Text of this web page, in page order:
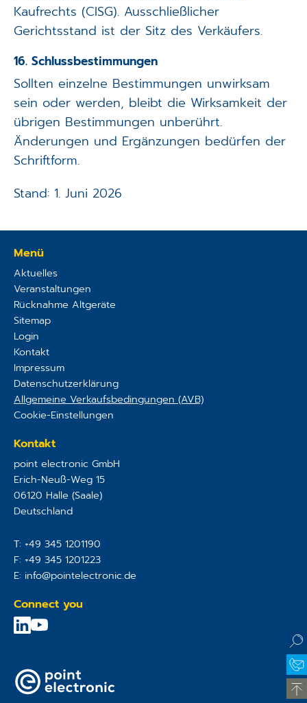
Kaufrechts (CISG). Ausschließlicher
Gerichtsstand ist der Sitz des Verkäufers.
16. Schlussbestimmungen
Sollten einzelne Bestimmungen unwirksam
sein oder werden, bleibt die Wirksamkeit der
übrigen Bestimmungen unberührt.
Änderungen und Ergänzungen bedürfen der
Schriftform.
Stand: 1. Juni 2026
Menü
Aktuelles
Veranstaltungen
Rücknahme Altgeräte
Sitemap
Login
Kontakt
Impressum
Datenschutzerklärung
Allgemeine Verkaufsbedingungen (AVB)
Cookie-Einstellungen
Kontakt
point electronic GmbH
Erich-Neuß-Weg 15
06120 Halle (Saale)
Deutschland
T: +49 345 1201190
F: +49 345 1201223
E: info@pointelectronic.de
Connect you